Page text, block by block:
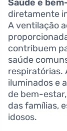
Saúde e
diretamente
A ventilação
contribuem
saúde
respiratórias.
iluminados e
de bem-
das famílias,
idosos.